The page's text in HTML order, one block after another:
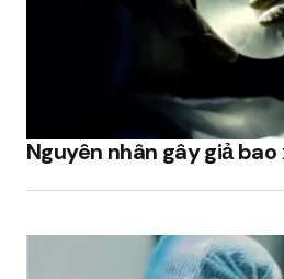
Nguyên nhân gây giả